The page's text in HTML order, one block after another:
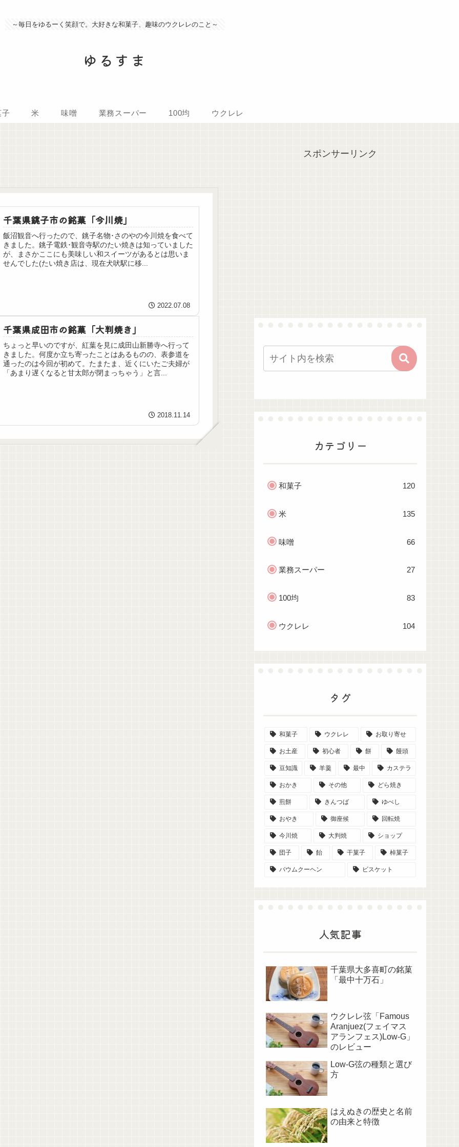
～毎日をゆるーく笑顔で。大好きな和菓子、趣味のウクレレのこと～
ゆるすま
子 米 味噌 業務スーパー 100均 ウクレレ
千葉県銚子市の銘菓「今川焼」
飯沼観音へ行ったので、銚子名物･さのやの今川焼を食べて
きました。銚子電鉄･観音寺駅のたい焼きは知っていました
が、まさかここにも美味しい和スイーツがあるとは思いま
せんでした(たい焼き店は、現在犬吠駅に移...
2022.07.08
千葉県成田市の銘菓「大判焼き」
ちょっと早いのですが、紅葉を見に成田山新勝寺へ行って
きました。何度か立ち寄ったことはあるものの、表参道を
通ったのは今回が初めて。たまたま、近くにいたご夫婦が
「あまり遅くなると甘太郎が閉まっちゃう」と言...
2018.11.14
スポンサーリンク
カテゴリー
和菓子 120
米 135
味噌 66
業務スーパー 27
100均 83
ウクレレ 104
タグ
和菓子 ウクレレ お取り寄せ
お土産 初心者 餅 饅頭
豆知識 羊羹 最中 カステラ
おかき その他 どら焼き
煎餅 きんつば ゆべし
おやき 御座候 回転焼
今川焼 大判焼 ショップ
団子 飴 干菓子 棹菓子
バウムクーヘン ビスケット
人気記事
千葉県大多喜町の銘菓
「最中十万石」
ウクレレ弦「Famous
Aranjuez(フェイマス
アランフェス)Low-G」
のレビュー
Low-G弦の種類と選び
方
はえぬきの歴史と名前
の由来と特徴